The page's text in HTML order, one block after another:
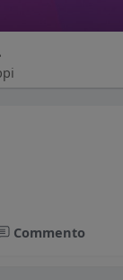
Commento